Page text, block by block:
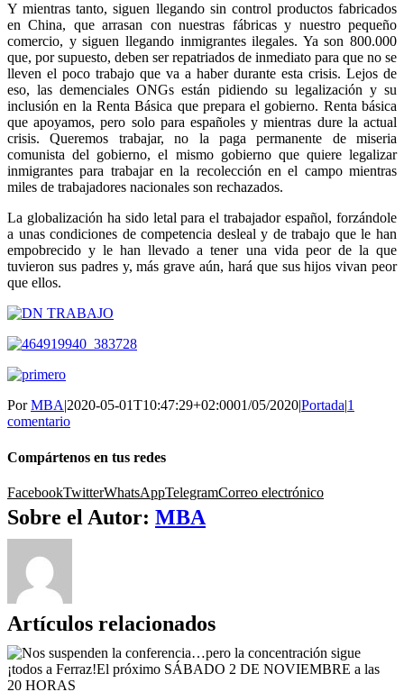
Y mientras tanto, siguen llegando sin control productos fabricados
en China, que arrasan con nuestras fábricas y nuestro pequeño
comercio, y siguen llegando inmigrantes ilegales. Ya son 800.000
que, por supuesto, deben ser repatriados de inmediato para que no se
lleven el poco trabajo que va a haber durante esta crisis. Lejos de
eso, las demenciales ONGs están pidiendo su legalización y su
inclusión en la Renta Básica que prepara el gobierno. Renta básica
que apoyamos, pero solo para españoles y mientras dure la actual
crisis. Queremos trabajar, no la paga permanente de miseria
comunista del gobierno, el mismo gobierno que quiere legalizar
inmigrantes para trabajar en la recolección en el campo mientras
miles de trabajadores nacionales son rechazados.
La globalización ha sido letal para el trabajador español, forzándole
a unas condiciones de competencia desleal y de trabajo que le han
empobrecido y le han llevado a tener una vida peor de la que
tuvieron sus padres y, más grave aún, hará que sus hijos vivan peor
que ellos.
PorMBA|2020-05-01T10:47:29+02:0001/05/2020|Portada|1
comentario
Compártenos en tus redes
FacebookTwitterWhatsAppTelegramCorreo electrónico
Sobre el Autor: MBA
Artículos relacionados